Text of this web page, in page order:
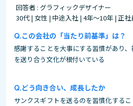
回答者 : グラフィックデザイナー
30代 | 女性 | 中途入社 | 4年～10年 | 正社
この会社の「当たり前基準」は？
感謝することを大事にする習慣があり
を送り合う文化が根付いている
どう向き合い、成長したか
サンクスギフトを送るのを習慣化する